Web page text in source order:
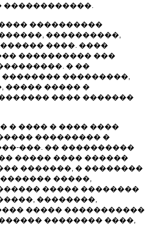
������������.
����������
����������,
����. ����
���������� ���
� ��
���������,
����� ����� �
���� �������
� ���� � ���� ����
��������� �
���. �� ����������
����� ���� ������
�������, � ��������
�����,
����� ��������
��������,
����� �����������
�������� ����,